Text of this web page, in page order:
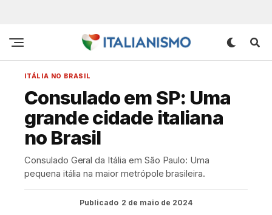
ITÁLIA NO BRASIL
Consulado em SP: Uma
grande cidade italiana
no Brasil
Consulado Geral da Itália em São Paulo: Uma
pequena itália na maior metrópole brasileira.
Publicado 2 de maio de 2024